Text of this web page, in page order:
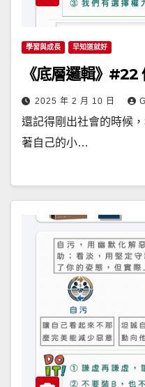
學習與成長 早知道就好
《底層邏輯》#22
2025 年 2 月 10 日
還記得剛出社會的時候
著自己的小…